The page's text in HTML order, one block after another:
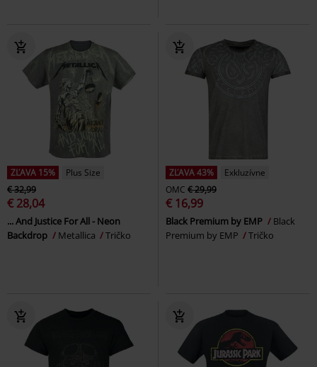
ZĽAVA 15%
Plus Size
€ 32,99
€ 28,04
... And Justice For All - Neon
Backdrop
Metallica Tričko
ZĽAVA 43%
Exkluzívne
OMC € 29,99
€ 16,99
Black Premium by EMP
Black
Premium by EMP
Tričko